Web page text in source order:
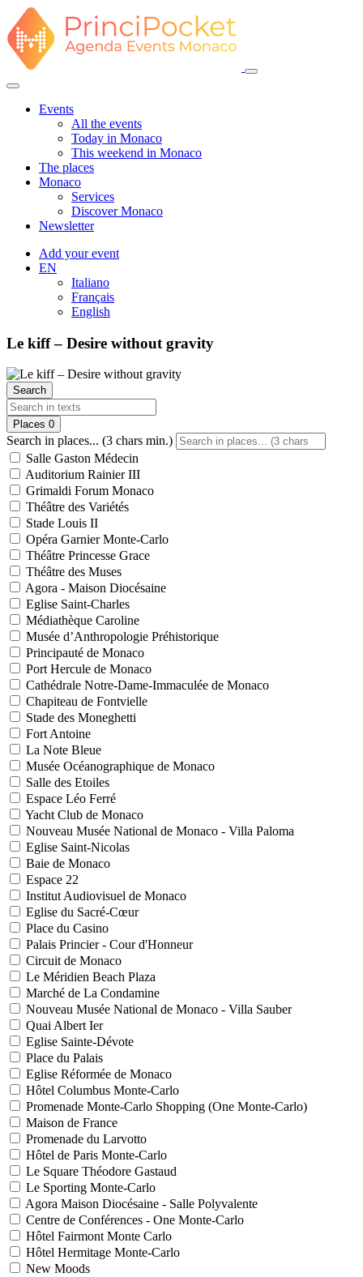
Events
All the events
Today in Monaco
This weekend in Monaco
The places
Monaco
Services
Discover Monaco
Newsletter
Add your event
EN
Italiano
Français
English
Le kiff – Desire without gravity
Search
Places 0
Search in places... (3 chars min.)
Salle Gaston Médecin
Auditorium Rainier III
Grimaldi Forum Monaco
Théâtre des Variétés
Stade Louis II
Opéra Garnier Monte-Carlo
Théâtre Princesse Grace
Théâtre des Muses
Agora - Maison Diocésaine
Eglise Saint-Charles
Médiathèque Caroline
Musée d’Anthropologie Préhistorique
Principauté de Monaco
Port Hercule de Monaco
Cathédrale Notre-Dame-Immaculée de Monaco
Chapiteau de Fontvielle
Stade des Moneghetti
Fort Antoine
La Note Bleue
Musée Océanographique de Monaco
Salle des Etoiles
Espace Léo Ferré
Yacht Club de Monaco
Nouveau Musée National de Monaco - Villa Paloma
Eglise Saint-Nicolas
Baie de Monaco
Espace 22
Institut Audiovisuel de Monaco
Eglise du Sacré-Cœur
Place du Casino
Palais Princier - Cour d'Honneur
Circuit de Monaco
Le Méridien Beach Plaza
Marché de La Condamine
Nouveau Musée National de Monaco - Villa Sauber
Quai Albert Ier
Eglise Sainte-Dévote
Place du Palais
Eglise Réformée de Monaco
Hôtel Columbus Monte-Carlo
Promenade Monte-Carlo Shopping (One Monte-Carlo)
Maison de France
Promenade du Larvotto
Hôtel de Paris Monte-Carlo
Le Square Théodore Gastaud
Le Sporting Monte-Carlo
Agora Maison Diocésaine - Salle Polyvalente
Centre de Conférences - One Monte-Carlo
Hôtel Fairmont Monte Carlo
Hôtel Hermitage Monte-Carlo
New Moods